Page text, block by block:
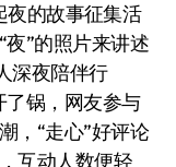
”的照片来讲述
深夜陪伴行
了锅，网友参与
，“走心”好评论
互动人数便轻